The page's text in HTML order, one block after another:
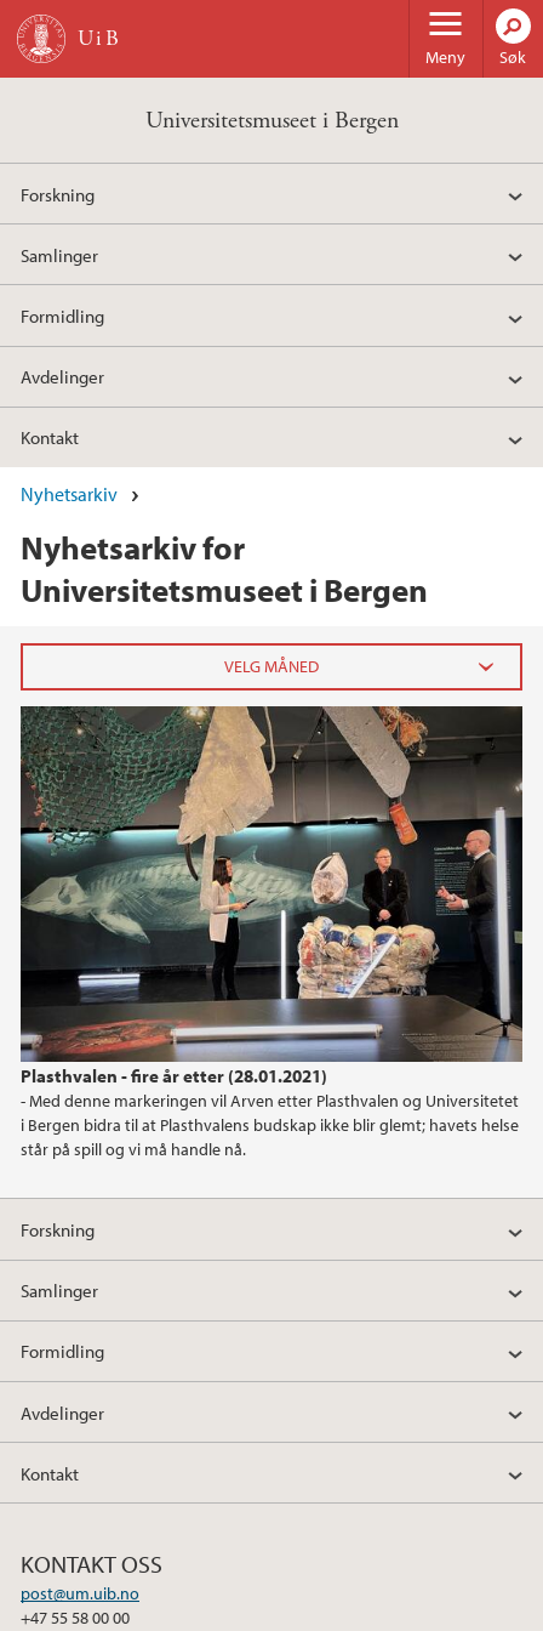
Hopp til hovedinnhold
Meny Søk
Universitetsmuseet i Bergen
Forskning
Samlinger
Formidling
Avdelinger
Kontakt
Nyhetsarkiv
Nyhetsarkiv for
Universitetsmuseet i Bergen
Plasthvalen - fire år etter (28.01.2021)
- Med denne markeringen vil Arven etter Plasthvalen og Universitetet
i Bergen bidra til at Plasthvalens budskap ikke blir glemt; havets helse
står på spill og vi må handle nå.
2026
juni (2)
mai (1)
januar (2)
2025
2024
2023
2022
2021
2020
2019
2018
2017
2016
2015
Forskning
Samlinger
Formidling
Avdelinger
Kontakt
KONTAKT OSS
post@um.uib.no
+47 55 58 00 00